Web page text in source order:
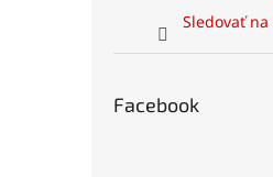
Sledovať
Facebook